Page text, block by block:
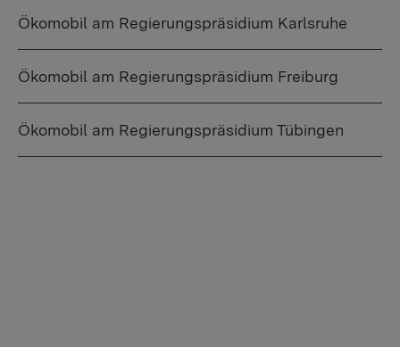
Ökomobil am Regierungspräsidium Karlsruhe
Ökomobil am Regierungspräsidium Freiburg
Ökomobil am Regierungspräsidium Tübingen